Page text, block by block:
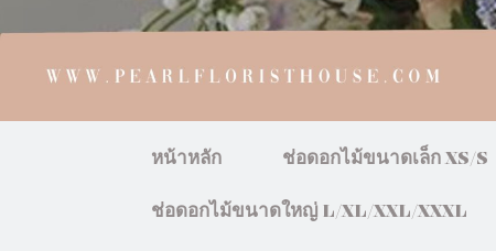
หน้าหลัก ช่อดอกไม้ขนาดเล็ก XS/S
ช่อดอกไม้ขนาดใหญ่ L/XL/XXL/XXXL